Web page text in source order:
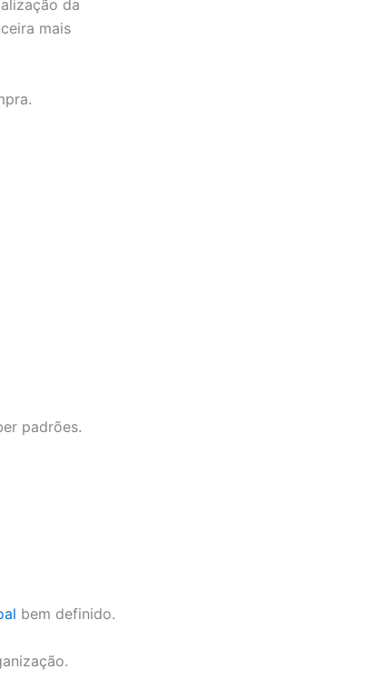
da
mais
padrões.
bem definido.